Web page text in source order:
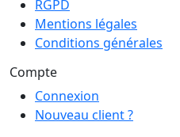
RGPD
Mentions légales
Conditions générales
Compte
Connexion
Nouveau client ?